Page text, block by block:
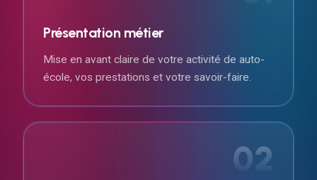
Présentation métier
Mise en avant claire de votre activité de auto-
école, vos prestations et votre savoir-faire.
02